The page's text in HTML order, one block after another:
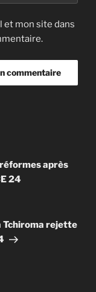
et mon site dans
après
24
Tchiroma rejette